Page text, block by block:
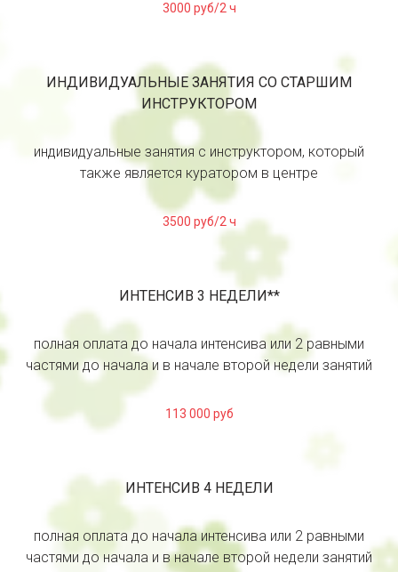
3000 руб/2 ч
ИНДИВИДУАЛЬНЫЕ ЗАНЯТИЯ СО СТАРШИМ
ИНСТРУКТОРОМ
индивидуальные занятия с инструктором, который
также является куратором в центре
3500 руб/2 ч
ИНТЕНСИВ 3 НЕДЕЛИ**
полная оплата до начала интенсива или 2 равными
частями до начала и в начале второй недели занятий
113 000 руб
ИНТЕНСИВ 4 НЕДЕЛИ
полная оплата до начала интенсива или 2 равными
частями до начала и в начале второй недели занятий